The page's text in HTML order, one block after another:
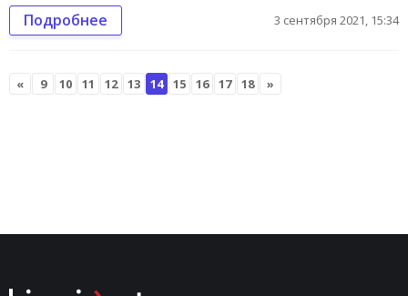
Подробнее 3 сентября 2021, 15:34
« 9 10 11 12 13 14 15 16 17 18 »